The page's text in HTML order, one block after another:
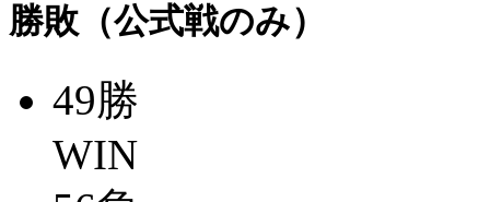
勝敗（公式戦のみ）
49勝
WIN